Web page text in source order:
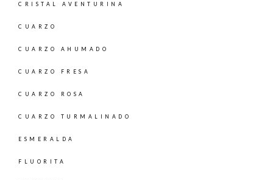
CRISTAL AVENTURINA
CUARZO
CUARZO AHUMADO
CUARZO FRESA
CUARZO ROSA
CUARZO TURMALINADO
ESMERALDA
FLUORITA